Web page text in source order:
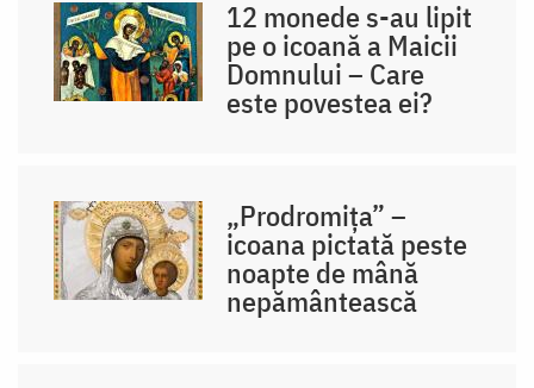
12 monede s-au lipit
pe o icoană a Maicii
Domnului – Care
este povestea ei?
„Prodromița” –
icoana pictată peste
noapte de mână
nepământească